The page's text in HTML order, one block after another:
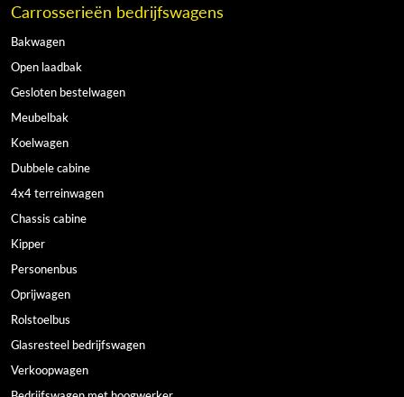
Carrosserieën bedrijfswagens
Bakwagen
Open laadbak
Gesloten bestelwagen
Meubelbak
Koelwagen
Dubbele cabine
4x4 terreinwagen
Chassis cabine
Kipper
Personenbus
Oprijwagen
Rolstoelbus
Glasresteel bedrijfswagen
Verkoopwagen